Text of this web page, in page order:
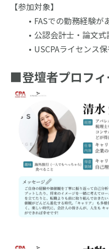
【参加対象】
FASでの勤務経験が
公認会計士・論文
USCPAライセンス
■登壇者プロフ